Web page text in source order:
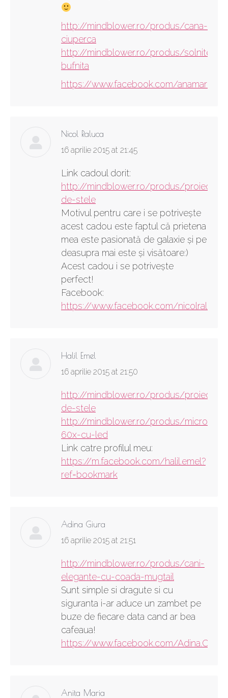
http://mindblower.ro/produs/cana-
ciuperca
http://mindblower.ro/produs/solnite-
bufnita
https://www.facebook.com/
Nicol Raluca
says:
16 aprilie 2015 at 21:45
Link cadoul dorit:
http://mindblower.ro/produs/proiector-
de-stele
Motivul pentru care i se potriveşte
acest cadou este faptul că prietena
mea este pasionată de galaxie şi pe
deasupra mai este şi visătoare:)
Acest cadou i se potriveşte
perfect!
Facebook:
https://www.facebook.com/nicolraluca
Halil Emel
says:
16 aprilie 2015 at 21:50
http://mindblower.ro/produs/proiector-
de-stele
http://mindblower.ro/produs/
60x-cu-led
Link catre profilul meu:
https://m.facebook.com/halil.emel?
ref=bookmark
Adina Giura
says:
16 aprilie 2015 at 21:51
http://mindblower.ro/produs/cani-
elegante-cu-coada-mugtail
Sunt simple si dragute si cu
siguranta i-ar aduce un zambet pe
buze de fiecare data cand ar bea
cafeaua!
https://www.facebook.com/
Anita Maria